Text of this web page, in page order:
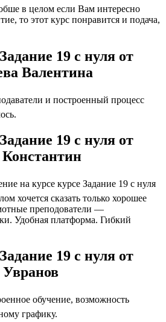
в целом если Вам интересно
то этот курс понравится и подача,
19 с нуля от
Валентина
и построенный процесс
19 с нуля от
на курсе курсе Задание 19 с нуля
хочется сказать только хорошее
преподователи —
Удобная платформа. Гибкий
19 с нуля от
обучение, возможность
графику.